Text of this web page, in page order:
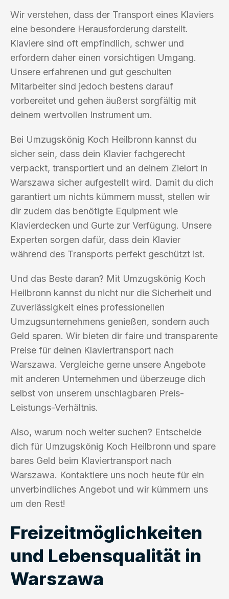
Wir verstehen, dass der Transport eines Klaviers
eine besondere Herausforderung darstellt.
Klaviere sind oft empfindlich, schwer und
erfordern daher einen vorsichtigen Umgang.
Unsere erfahrenen und gut geschulten
Mitarbeiter sind jedoch bestens darauf
vorbereitet und gehen äußerst sorgfältig mit
deinem wertvollen Instrument um.
Bei Umzugskönig Koch Heilbronn kannst du
sicher sein, dass dein Klavier fachgerecht
verpackt, transportiert und an deinem Zielort in
Warszawa sicher aufgestellt wird. Damit du dich
garantiert um nichts kümmern musst, stellen wir
dir zudem das benötigte Equipment wie
Klavierdecken und Gurte zur Verfügung. Unsere
Experten sorgen dafür, dass dein Klavier
während des Transports perfekt geschützt ist.
Und das Beste daran? Mit Umzugskönig Koch
Heilbronn kannst du nicht nur die Sicherheit und
Zuverlässigkeit eines professionellen
Umzugsunternehmens genießen, sondern auch
Geld sparen. Wir bieten dir faire und transparente
Preise für deinen Klaviertransport nach
Warszawa. Vergleiche gerne unsere Angebote
mit anderen Unternehmen und überzeuge dich
selbst von unserem unschlagbaren Preis-
Leistungs-Verhältnis.
Also, warum noch weiter suchen? Entscheide
dich für Umzugskönig Koch Heilbronn und spare
bares Geld beim Klaviertransport nach
Warszawa. Kontaktiere uns noch heute für ein
unverbindliches Angebot und wir kümmern uns
um den Rest!
Freizeitmöglichkeiten
und Lebensqualität in
Warszawa